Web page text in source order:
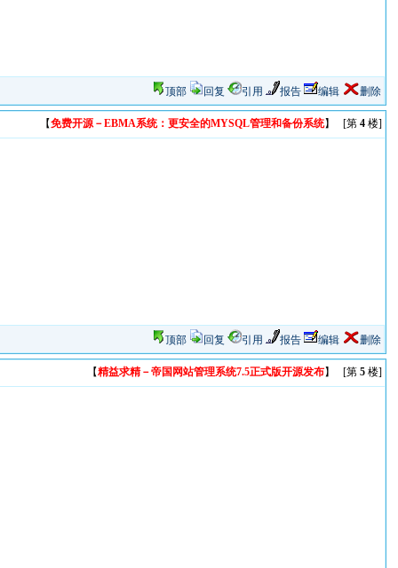
顶部 回复 引用 报告 编辑 删除
【免费开源－EBMA系统：更安全的MYSQL管理和备份系统】 [第 4楼]
顶部 回复 引用 报告 编辑 删除
【精益求精－帝国网站管理系统7.5正式版开源发布】 [第 5楼]